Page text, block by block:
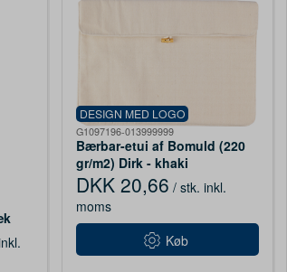
DESIGN MED LOGO
G1097196-013999999
Bærbar-etui af Bomuld (220
gr/m2) Dirk - khaki
DKK 20,66 / stk. inkl.
moms
Køb